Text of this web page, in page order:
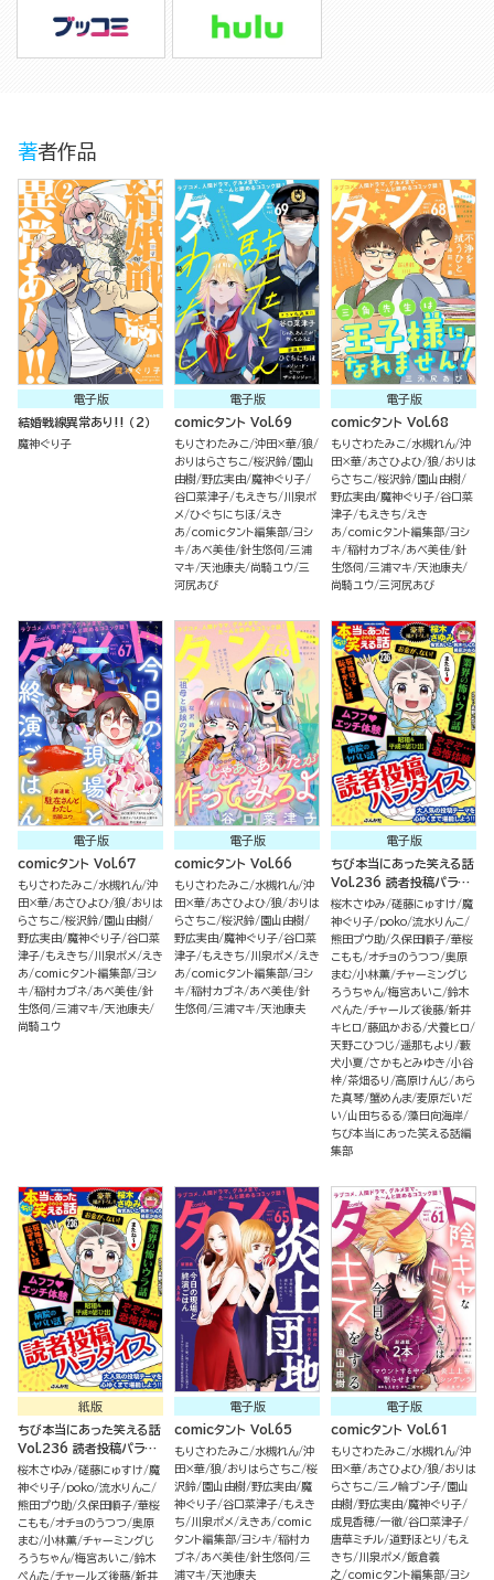
著者作品
電子版
結婚戦線異常あり!! （2）
魔神ぐり子
電子版
comicタント Vol.69
もりさわたみこ 沖田×華 狼
おりはらさちこ 桜沢鈴 園山
由樹 野広実由 魔神ぐり子
谷口菜津子 もえきち
川泉ポ
メ ひぐちにちほ
えき
あ
comicタント編集部 ヨシ
キ
あべ美佳 針生悠伺 三浦
マキ 天池康夫 尚騎ユウ 三
河尻あび
電子版
comicタント Vol.68
もりさわたみこ 水槻れん 沖
田×華 あさひよひ 狼 おりは
らさちこ 桜沢鈴 園山由樹
野広実由 魔神ぐり子 谷口菜
津子 もえきち
えき
あ
comicタント編集部 ヨシ
キ 稲村カブネ あべ美佳 針
生悠伺 三浦マキ 天池康夫
尚騎ユウ 三河尻あび
電子版
comicタント Vol.67
もりさわたみこ 水槻れん 沖
田×華 あさひよひ 狼 おりは
らさちこ 桜沢鈴 園山由樹
野広実由 魔神ぐり子 谷口菜
津子 もえきち 川泉ポメ
えき
あ
comicタント編集部 ヨシ
キ 稲村カブネ あべ美佳 針
生悠伺 三浦マキ 天池康夫
尚騎ユウ
電子版
comicタント Vol.66
もりさわたみこ 水槻れん 沖
田×華 あさひよひ 狼 おりは
らさちこ 桜沢鈴 園山由樹
野広実由 魔神ぐり子 谷口菜
津子 もえきち 川泉ポメ
えき
あ
comicタント編集部 ヨシ
キ 稲村カブネ あべ美佳 針
生悠伺 三浦マキ 天池康夫
電子版
ちび本当にあった笑える話
Vol.236 読者投稿パラダ
イス
桜木さゆみ 磋藤にゅすけ 魔
神ぐり子 poko 流水りんこ
熊田プウ助 久保田順子 華桜
こもも オチョのうつつ 奥原
まむ 小林薫 チャーミングじ
ろうちゃん 梅宮あいこ 鈴木
ぺんた チャールズ後藤 新井
キヒロ 藤凪かおる 犬養ヒロ
天野こひつじ 遥那もより
藪
犬小夏 さかもとみゆき 小谷
梓 茶畑るり 高原けんじ
あら
た真琴 蟹めんま 麦原だいだ
い
山田ちるる 藻日向海岸
ちび本当にあった笑える話編
集部
紙版
ちび本当にあった笑える話
Vol.236 読者投稿パラダ
イス
桜木さゆみ 磋藤にゅすけ 魔
神ぐり子 poko 流水りんこ
熊田プウ助 久保田順子 華桜
こもも オチョのうつつ 奥原
まむ 小林薫 チャーミングじ
ろうちゃん 梅宮あいこ 鈴木
ぺんた チャールズ後藤 新井
電子版
comicタント Vol.65
もりさわたみこ 水槻れん 沖
田×華 狼 おりはらさちこ 桜
沢鈴 園山由樹 野広実由 魔
神ぐり子 谷口菜津子 もえき
ち
川泉ポメ えきあ
comic
タント編集部 ヨシキ 稲村カ
ブネ あべ美佳 針生悠伺 三
浦マキ 天池康夫
電子版
comicタント Vol.61
もりさわたみこ 水槻れん 沖
田×華 あさひよひ 狼 おりは
らさちこ 三ノ輪ブン子 園山
由樹 野広実由 魔神ぐり子
成見香穂 一徹 谷口菜津子
唐草ミチル 道野ほとり
もえ
きち
川泉ポメ 飯倉義
之
comicタント編集部 ヨシ